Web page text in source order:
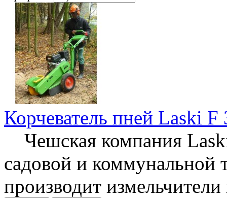
Корчеватель пней Laski F
Чешская компания
садовой и коммунальной
производит